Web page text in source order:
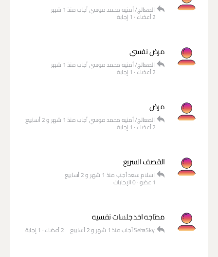
المعالج/ أمنيه محمد موسيأجابمنذ 1 شهر
2 أعضاء · 1 إجابة
مرض نفسي
المعالج/ أمنيه محمد موسيأجابمنذ 1 شهر
2 أعضاء · 1 إجابة
مرض
المعالج/ أمنيه محمد موسيأجابمنذ 1 شهر و 2 أسابيع
2 أعضاء · 1 إجابة
القصف السريع
اسلام سعدأجابمنذ 1 شهر و 2 أسابيع
1 عضو · 0 الإجابات
محتاجه اخد جلسات نفسيه
SehaSkyأجابمنذ 1 شهر و 2 أسابيع 2 أعضاء · 1 إجابة